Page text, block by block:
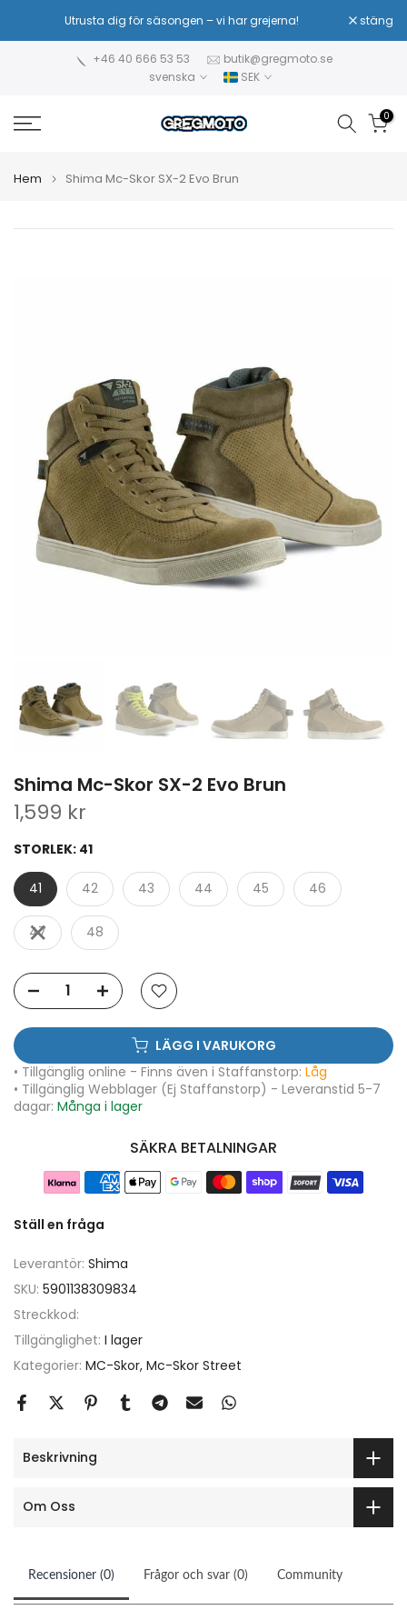
till
Utrusta dig för säsongen – vi har grejerna! stäng
+46 40 666 53 53
butik@gregmoto.se
svenska
SEK
0
Hem Shima Mc-Skor SX-2 Evo Brun
Shima Mc-Skor SX-2 Evo Brun
1,599 kr
STORLEK: 41
41 42 43 44 45 46
47 48
LÄGG I VARUKORG
• Tillgänglig online - Finns även i Staffanstorp: Låg
• Tillgänglig Webblager (Ej Staffanstorp) - Leveranstid 5-7
dagar: Många i lager
SÄKRA BETALNINGAR
Ställ en fråga
Leverantör: Shima
SKU: 5901138309834
Streckkod:
Tillgänglighet: I lager
Kategorier: MC-Skor Mc-Skor Street
Beskrivning
Om Oss
Recensioner (0) Frågor och svar (0) Community